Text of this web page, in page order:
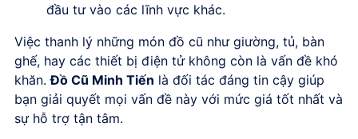
đầu tư vào các lĩnh vực khác.
Việc thanh lý những món đồ cũ như giường, tủ, bàn
ghế, hay các thiết bị điện tử không còn là vấn đề khó
khăn.Đồ Cũ Minh Tiến là đối tác đáng tin cậy giúp
bạn giải quyết mọi vấn đề này với mức giá tốt nhất và
sự hỗ trợ tận tâm.